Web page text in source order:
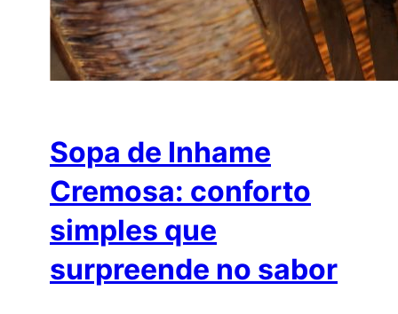
Sopa de Inhame
Cremosa: conforto
simples que
surpreende no sabor